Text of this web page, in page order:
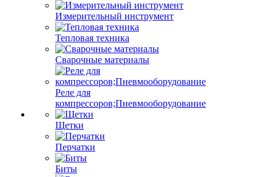
Измерительный инструмент
Тепловая техника
Сварочные материалы
Реле для
компрессоров;Пневмооборудование
Щетки
Перчатки
Биты